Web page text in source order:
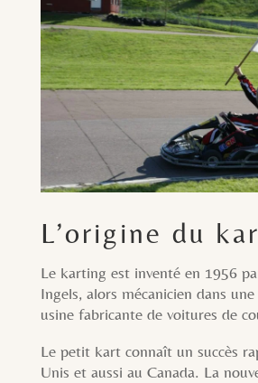
L’origine du
Le karting est inventé en 1956
Ingels, alors mécanicien dans
usine fabricante de voitures de
Le petit kart connaît un succès
Unis et aussi au Canada. La